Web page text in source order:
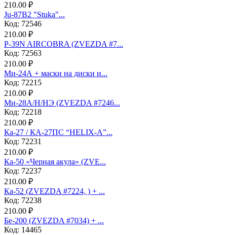
210.00 ₽
Ju-87B2 "Stuka"...
Код: 72546
210.00 ₽
P-39N AIRCOBRA (ZVEZDA #7...
Код: 72563
210.00 ₽
Ми-24А + маски на диски и...
Код: 72215
210.00 ₽
Ми-28А/Н/НЭ (ZVEZDA #7246...
Код: 72218
210.00 ₽
Ка-27 / КА-27ПС “HELIX-A”...
Код: 72231
210.00 ₽
Ка-50 «Черная акула» (ZVE...
Код: 72237
210.00 ₽
Ка-52 (ZVEZDA #7224, ) + ...
Код: 72238
210.00 ₽
Бе-200 (ZVEZDA #7034) + ...
Код: 14465